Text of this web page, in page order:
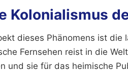
Kolonialismus
dieses Phänomens ist die
Fernsehen reist in die
und sie für das heimische